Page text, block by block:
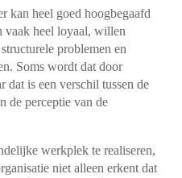
kan heel goed hoogbegaafd
vaak heel loyaal, willen
problemen en
Soms wordt dat door
dat is een verschil tussen de
de perceptie van de
werkplek te realiseren,
niet alleen erkent dat